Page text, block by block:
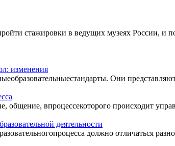
стажировки в ведущих музеях России, и
изменения
Они
общение, впроцессекоторого происходит
деятельности
должно отличаться